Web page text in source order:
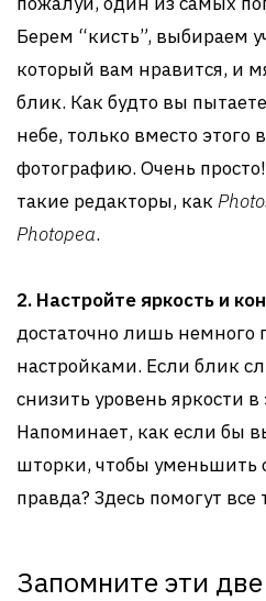
Берем “кисть”, выбираем
который вам нравится, и
блик. Как будто вы
небе, только вместо этого
фотографию. Очень
такие редакторы, как
Photopea.
2. Настройте яркость и
достаточно лишь немного
настройками. Если блик
снизить уровень яркости в
Напоминает, как если бы
шторки, чтобы уменьшить
правда? Здесь помогут все
Запомните эти